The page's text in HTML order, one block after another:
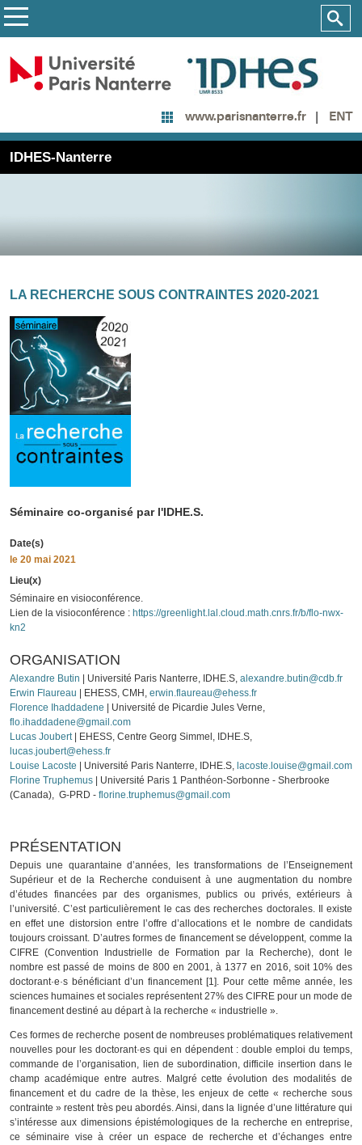
www.parisnanterre.fr ENT
IDHES-Nanterre
LA RECHERCHE SOUS CONTRAINTES 2020-2021
Séminaire co-organisé par l'IDHE.S.
Date(s)
le 20 mai 2021
Lieu(x)
Séminaire en visioconférence.
Lien de la visioconférence : https://greenlight.lal.cloud.math.cnrs.fr/b/flo-nwx-
kn2
ORGANISATION
Alexandre Butin | Université Paris Nanterre, IDHE.S, alexandre.butin@cdb.fr
Erwin Flaureau | EHESS, CMH, erwin.flaureau@ehess.fr
Florence Ihaddadene | Université de Picardie Jules Verne,
flo.ihaddadene@gmail.com
Lucas Joubert| EHESS, Centre Georg Simmel, IDHE.S,
lucas.joubert@ehess.fr
Louise Lacoste
| Université Paris Nanterre, IDHE.S, lacoste.louise@gmail.com
Florine Truphemus
| Université Paris 1 Panthéon-Sorbonne - Sherbrooke
(Canada), G-PRD - florine.truphemus@gmail.com
PRÉSENTATION
Depuis une quarantaine d’années, les transformations de l’Enseignement
Supérieur et de la Recherche conduisent à une augmentation du nombre
d’études financées par des organismes, publics ou privés, extérieurs à
l’université. C’est particulièrement le cas des recherches doctorales. Il existe
en effet une distorsion entre l’offre d’allocations et le nombre de candidats
toujours croissant. D’autres formes de financement se développent, comme la
CIFRE (Convention Industrielle de Formation par la Recherche), dont le
nombre est passé de moins de 800 en 2001, à 1377 en 2016, soit 10% des
doctorant·e·s bénéficiant d’un financement [1]. Pour cette même année, les
sciences humaines et sociales représentent 27% des CIFRE pour un mode de
financement destiné au départ à la recherche « industrielle ».
Ces formes de recherche posent de nombreuses problématiques relativement
nouvelles pour les doctorant·es qui en dépendent : double emploi du temps,
commande de l’organisation, lien de subordination, difficile insertion dans le
champ académique entre autres. Malgré cette évolution des modalités de
financement et du cadre de la thèse, les enjeux de cette « recherche sous
contrainte » restent très peu abordés. Ainsi, dans la lignée d’une littérature qui
s’intéresse aux dimensions épistémologiques de la recherche en entreprise,
ce séminaire vise à créer un espace de recherche et d’échanges entre